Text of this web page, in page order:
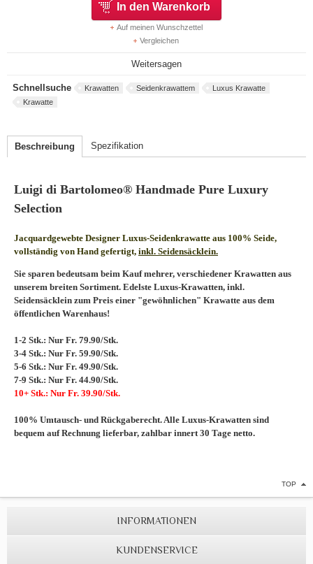
In den Warenkorb
Auf meinen Wunschzettel
Vergleichen
Weitersagen
Schnellsuche Krawatten Seidenkrawattem
Luxus Krawatte
Krawatte
Beschreibung Spezifikation
Luigi di Bartolomeo® Handmade Pure Luxury
Selection
Jacquardgewebte Designer Luxus-Seidenkrawatte aus 100% Seide,
vollständig von Hand gefertigt, inkl. Seidensäcklein.
Sie sparen bedeutsam beim Kauf mehrer, verschiedener Krawatten aus
unserem breiten Sortiment. Edelste Luxus-Krawatten, inkl.
Seidensäcklein zum Preis einer "gewöhnlichen" Krawatte aus dem
öffentlichen Warenhaus!
1-2 Stk.: Nur Fr. 79.90/Stk.
3-4 Stk.: Nur Fr. 59.90/Stk.
5-6 Stk.: Nur Fr. 49.90/Stk.
7-9 Stk.: Nur Fr. 44.90/Stk.
10+ Stk.: Nur Fr. 39.90/Stk.
100% Umtausch- und Rückgaberecht. Alle Luxus-Krawatten sind
bequem auf Rechnung lieferbar, zahlbar innert 30 Tage netto.
TOP
INFORMATIONEN
KUNDENSERVICE